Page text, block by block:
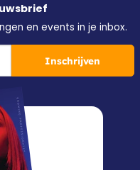
en events in je inbox.
Inschrijven